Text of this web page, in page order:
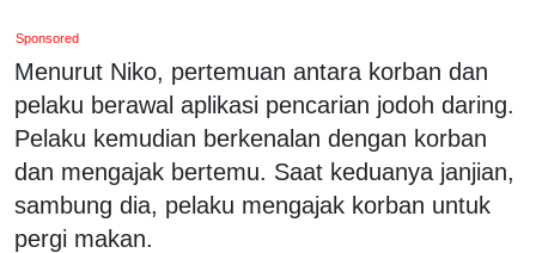
Sponsored
Menurut Niko, pertemuan antara korban dan
pelaku berawal aplikasi pencarian jodoh daring.
Pelaku kemudian berkenalan dengan korban
dan mengajak bertemu. Saat keduanya janjian,
sambung dia, pelaku mengajak korban untuk
pergi makan.